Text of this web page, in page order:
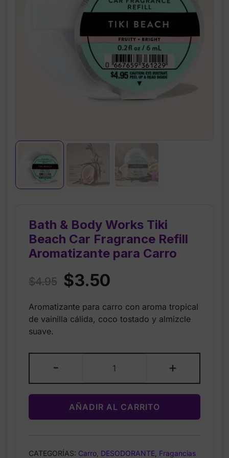
Bath & Body Works Tiki
Beach Car Fragrance Refill
Aromatizante para Carro
$4.95 Original
was:
$3.50
is:
Aromatizante para carro con aroma tropical
de vainilla cálida, coco tostado y almizcle
suave.
-
&
Body
Works
Tiki
Beach
+
AÑADIR AL CARRITO
CATEGORÍAS: Carro DESODORANTE Fragancias